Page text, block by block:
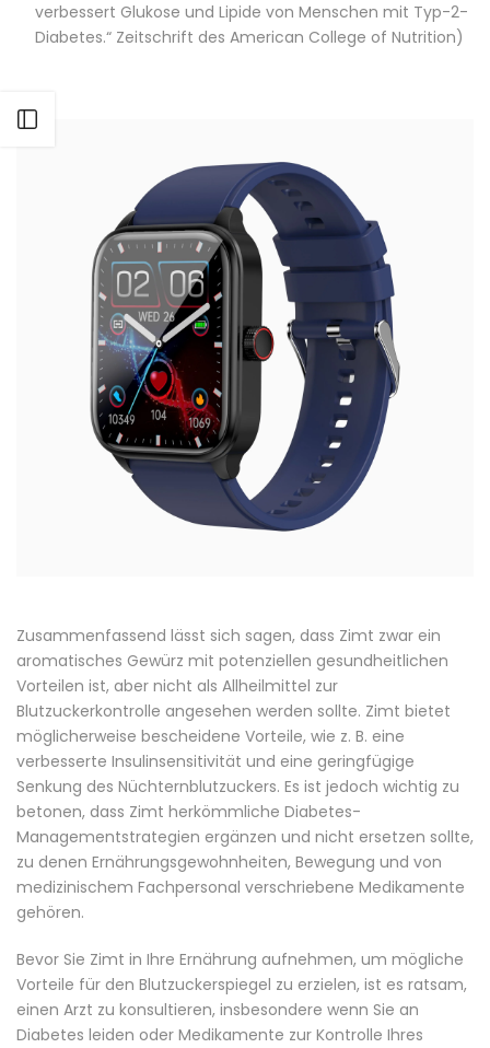
verbessert Glukose und Lipide von Menschen mit Typ-2-
Diabetes.“ Zeitschrift des American College of Nutrition)
Zusammenfassend lässt sich sagen, dass Zimt zwar ein
aromatisches Gewürz mit potenziellen gesundheitlichen
Vorteilen ist, aber nicht als Allheilmittel zur
Blutzuckerkontrolle angesehen werden sollte. Zimt bietet
möglicherweise bescheidene Vorteile, wie z. B. eine
verbesserte Insulinsensitivität und eine geringfügige
Senkung des Nüchternblutzuckers. Es ist jedoch wichtig zu
betonen, dass Zimt herkömmliche Diabetes-
Managementstrategien ergänzen und nicht ersetzen sollte,
zu denen Ernährungsgewohnheiten, Bewegung und von
medizinischem Fachpersonal verschriebene Medikamente
gehören.
Bevor Sie Zimt in Ihre Ernährung aufnehmen, um mögliche
Vorteile für den Blutzuckerspiegel zu erzielen, ist es ratsam,
einen Arzt zu konsultieren, insbesondere wenn Sie an
Diabetes leiden oder Medikamente zur Kontrolle Ihres